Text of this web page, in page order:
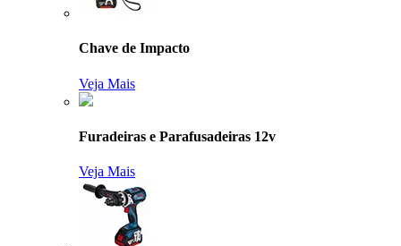
Chave de Impacto
Veja Mais
Furadeiras e Parafusadeiras 12v
Veja Mais